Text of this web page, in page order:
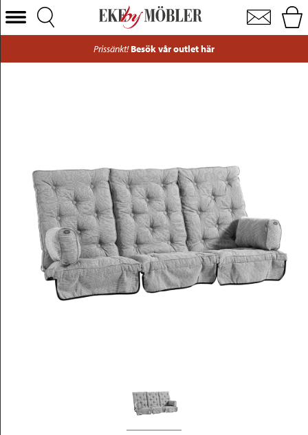
Canyon hammockdynset tyg titangrå B165 cm
Välj Kategori
Förvaring
Inredning
Mattor
Belysning
Utemöbler
Varumärken
Prissänkt! Besök vår outlet här